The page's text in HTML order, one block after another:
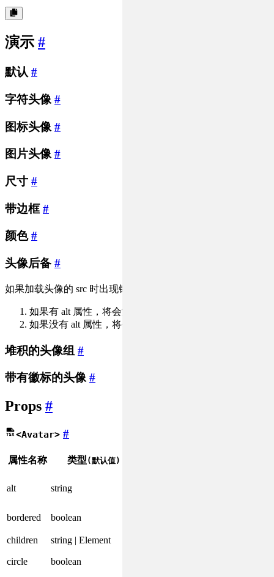
演示 #
默认 #
字符头像 #
图标头像 #
图片头像 #
尺寸 #
带边框 #
颜色 #
头像后备 #
如果加载头像的 src 时出现错误，有 2 个后备方案：
如果有 alt 属性，将会渲染 alt 属性的值。
如果没有 alt 属性，将会渲染一个默认的头像。
堆积的头像组 #
带有徽标的头像 #
Props #
<Avatar> #
属性名称 类型 (默认值)
alt string
bordered
boolean
children string | Element
circle
boolean